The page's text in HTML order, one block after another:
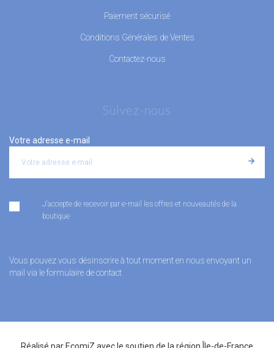
Paiement sécurisé
Conditions Générales de Ventes
Contactez-nous
Suivez-nous
Votre adresse e-mail
J'accepte de recevoir par e-mail les offres et nouveautés de la
boutique
Vous pouvez vous désinscrire à tout moment en nous envoyant un
mail via le formulaire de contact
Réalisé par EcomiZ avec le soutien de la région Île-de-France